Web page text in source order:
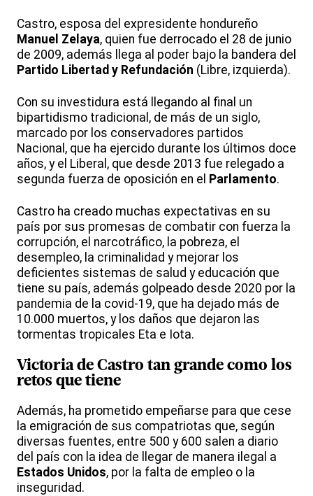
Castro, esposa del expresidente hondureño
Manuel Zelaya, quien fue derrocado el 28 de junio
de 2009, además llega al poder bajo la bandera del
Partido Libertad y Refundación (Libre, izquierda).
Con su investidura está llegando al final un
bipartidismo tradicional, de más de un siglo,
marcado por los conservadores partidos
Nacional, que ha ejercido durante los últimos doce
años, y el Liberal, que desde 2013 fue relegado a
segunda fuerza de oposición en el Parlamento.
Castro ha creado muchas expectativas en su
país por sus promesas de combatir con fuerza la
corrupción, el narcotráfico, la pobreza, el
desempleo, la criminalidad y mejorar los
deficientes sistemas de salud y educación que
tiene su país, además golpeado desde 2020 por la
pandemia de la covid-19, que ha dejado más de
10.000 muertos, y los daños que dejaron las
tormentas tropicales Eta e Iota.
Victoria de Castro tan grande como los
retos que tiene
Además, ha prometido empeñarse para que cese
la emigración de sus compatriotas que, según
diversas fuentes, entre 500 y 600 salen a diario
del país con la idea de llegar de manera ilegal a
Estados Unidos, por la falta de empleo o la
inseguridad.